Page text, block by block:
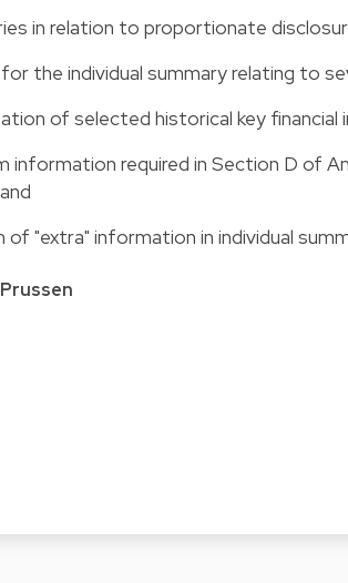
in relation to proportionate
the individual summary relating to
of selected historical key financial
information required in Section D of
of "extra" information in individual